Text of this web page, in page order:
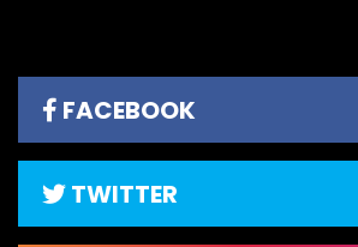
FACEBOOK
TWITTER